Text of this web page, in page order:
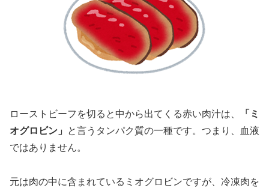
ローストビーフを切ると中から出てくる赤い肉汁は、
「ミ
オグロビン」
と言うタンパク質の一種です。つまり、血液
ではありません。
元は肉の中に含まれているミオグロビンですが、冷凍肉を